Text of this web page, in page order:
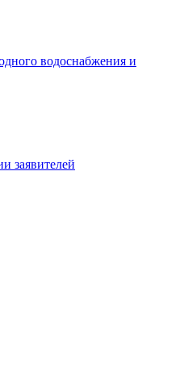
водоснабжения и
заявителей